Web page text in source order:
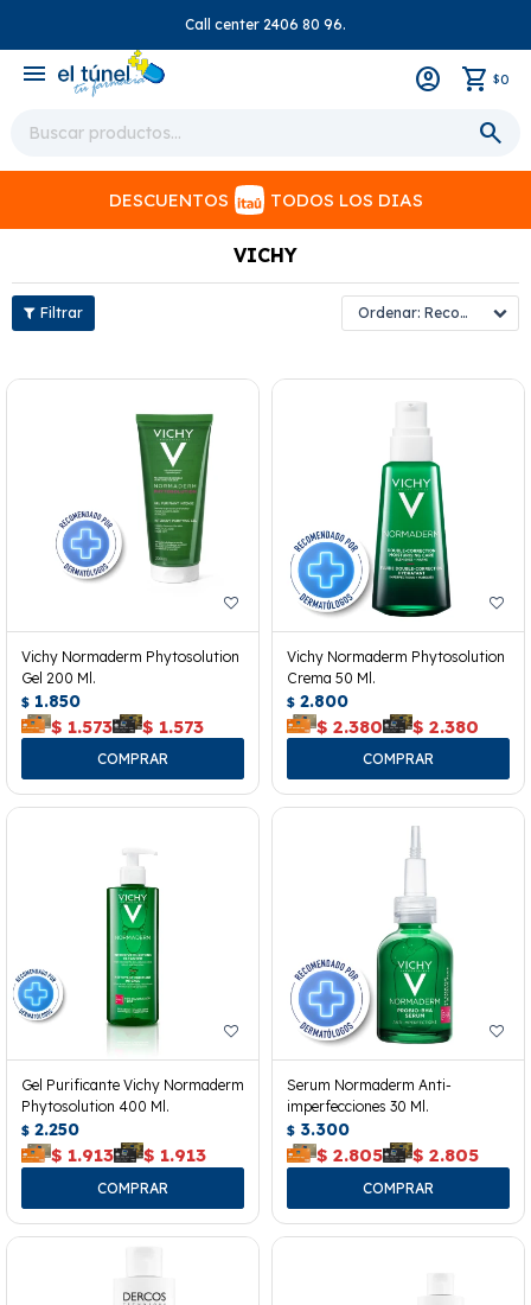
Call center 2406 80 96.
menu $0
DESCUENTOS TODOS LOS DIAS
VICHY
Recomendados
Vichy Normaderm Phytosolution
Gel 200 Ml.
$ 1.850
$ 1.573 $ 1.573
Vichy Normaderm Phytosolution
Crema 50 Ml.
$ 2.800
$ 2.380 $ 2.380
Gel Purificante Vichy Normaderm
Phytosolution 400 Ml.
$ 2.250
$ 1.913 $ 1.913
Serum Normaderm Anti-
imperfecciones 30 Ml.
$ 3.300
$ 2.805 $ 2.805
close